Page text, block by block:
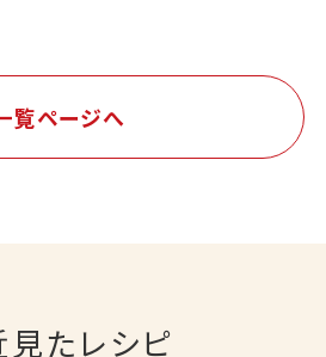
覧ページへ
たレシピ